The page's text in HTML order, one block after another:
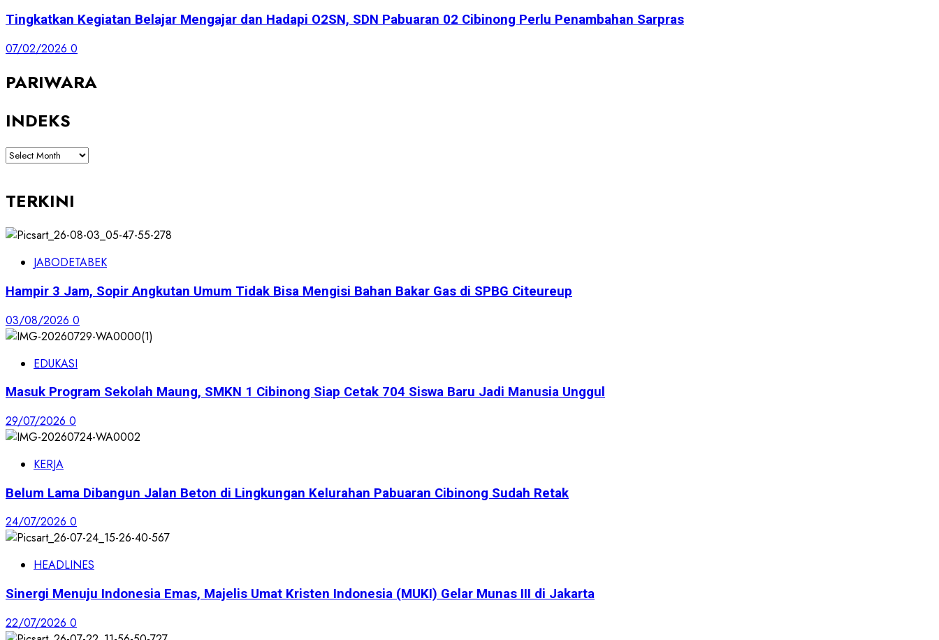
Tingkatkan Kegiatan Belajar Mengajar dan Hadapi O2SN, SDN Pabuaran 02 Cibinong Perlu Penambahan Sarpras
07/02/2026 0
PARIWARA
INDEKS
INDEKS
TERKINI
JABODETABEK
Hampir 3 Jam, Sopir Angkutan Umum Tidak Bisa Mengisi Bahan Bakar Gas di SPBG Citeureup
03/08/2026 0
EDUKASI
Masuk Program Sekolah Maung, SMKN 1 Cibinong Siap Cetak 704 Siswa Baru Jadi Manusia Unggul
29/07/2026 0
KERJA
Belum Lama Dibangun Jalan Beton di Lingkungan Kelurahan Pabuaran Cibinong Sudah Retak
24/07/2026 0
HEADLINES
Sinergi Menuju Indonesia Emas, Majelis Umat Kristen Indonesia (MUKI) Gelar Munas III di Jakarta
22/07/2026 0